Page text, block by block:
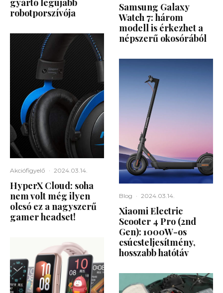
gyártó legújabb
robotporszívója
Akciófigyelő · 2024.03.14.
HyperX Cloud: soha
nem volt még ilyen
olcsó ez a nagyszerű
gamer headset!
Samsung Galaxy
Watch 7: három
modell is érkezhet a
népszerű okosórából
Blog · 2024.03.14.
Xiaomi Electric
Scooter 4 Pro (2nd
Gen): 1000W-os
csúcsteljesítmény,
hosszabb hatótáv